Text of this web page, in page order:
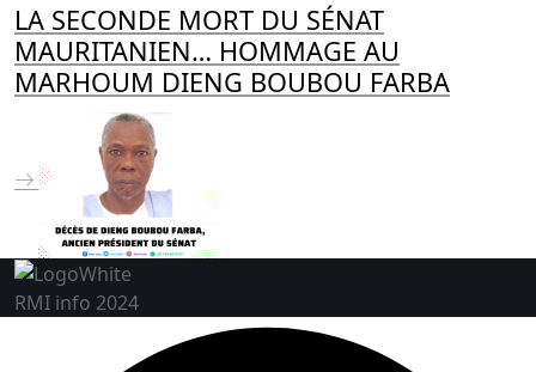
LA SECONDE MORT DU SÉNAT
MAURITANIEN… HOMMAGE AU
MARHOUM DIENG BOUBOU FARBA
RMI info 2024